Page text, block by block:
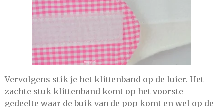
Vervolgens stik je het klittenband op de luier. Het
zachte stuk klittenband komt op het voorste
gedeelte waar de buik van de pop komt en wel op de